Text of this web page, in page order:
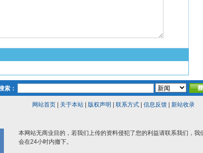
索：
网站首页| 关于本站| 版权声明 联系方式| 信息反馈| 新站收录
本网站无商业目的，若我们上传的资料侵犯了您的利益请联系我们，我
会在24小时内撤下。